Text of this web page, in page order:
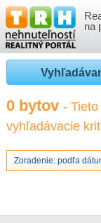
na
NEHNUTEĽNOSTI
BYTY
NOVOSTAVBY
NEBYTOVÉ PRIESTORY
VLOŽIŤ NEHNUTEĽNOSTI
PRIHLÁSENIE
REGISTRÁCIA
VÝVOJ CIEN REALÍT
ČLÁNKY O REALITÁCH
0 bytov -
vyhľadávacie
Zoradenie: podľa